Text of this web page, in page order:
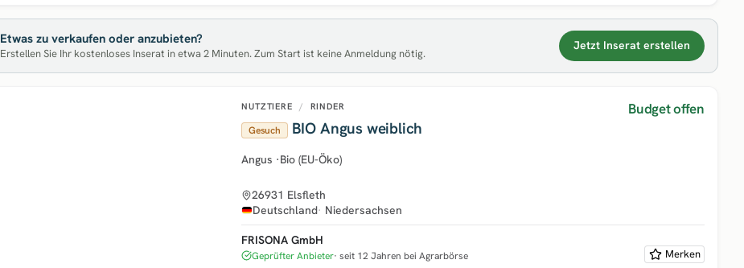
Etwas zu verkaufen oder anzubieten?
Erstellen Sie Ihr kostenloses Inserat in etwa 2 Minuten. Zum Start ist keine Anmeldung nötig.
Jetzt Inserat erstellen
NUTZTIERE / RINDER
Gesuch BIO Angus weiblich
Budget offen
Angus ·Bio (EU-Öko)
26931 Elsfleth
Deutschland Niedersachsen
FRISONA GmbH
Geprüfter Anbieter seit 12 Jahren bei Agrarbörse Merken